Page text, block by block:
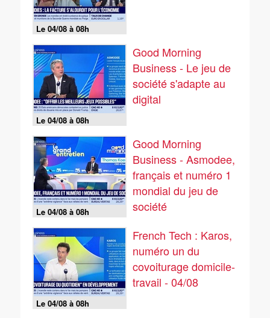
Le 04/08 à 08h
Le 04/08 à 08h
Good Morning
Business - Le jeu de
société s'adapte au
digital
Le 04/08 à 08h
Good Morning
Business - Asmodee,
français et numéro 1
mondial du jeu de
société
Le 04/08 à 08h
French Tech : Karos,
numéro un du
covoiturage domicile-
travail - 04/08